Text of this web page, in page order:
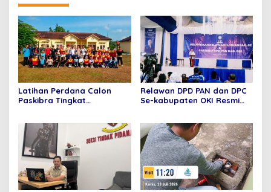
Latihan Perdana Calon
Paskibra Tingkat
Relawan DPD PAN dan DPC
Se-kabupaten OKI Resmi